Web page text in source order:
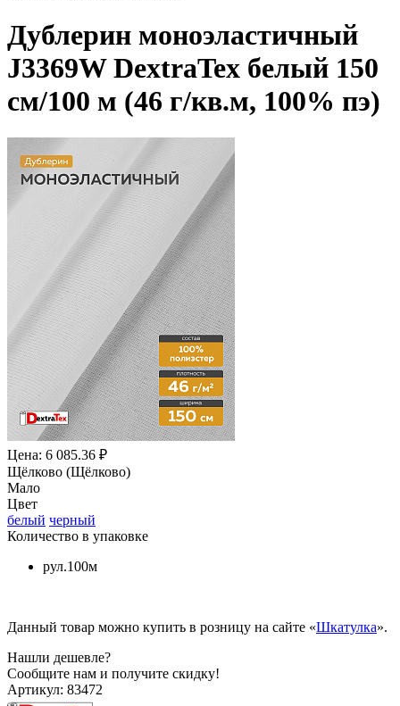
Дублерин моноэластичный
J3369W DextraTex белый 150
см/100 м (46 г/кв.м, 100% пэ)
Цена: 6 085.36 ₽
Щёлково (Щёлково)
Мало
Цвет
белый черный
Количество в упаковке
рул.100м
Данный товар можно купить в розницу на сайте «Шкатулка».
Нашли дешевле?
Сообщите нам и получите скидку!
Артикул: 83472